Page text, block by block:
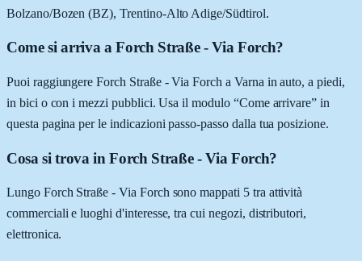
Bolzano/Bozen (BZ), Trentino-Alto Adige/Südtirol.
Come si arriva a Forch Straße - Via Forch?
Puoi raggiungere Forch Straße - Via Forch a Varna in auto, a piedi,
in bici o con i mezzi pubblici. Usa il modulo “Come arrivare” in
questa pagina per le indicazioni passo-passo dalla tua posizione.
Cosa si trova in Forch Straße - Via Forch?
Lungo Forch Straße - Via Forch sono mappati 5 tra attività
commerciali e luoghi d'interesse, tra cui negozi, distributori,
elettronica.